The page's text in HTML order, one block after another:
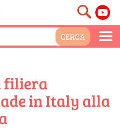
filiera
in Italy alla